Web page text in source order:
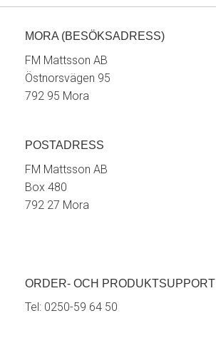
MORA (BESÖKSADRESS)
FM Mattsson AB
Östnorsvägen 95
792 95 Mora
POSTADRESS
FM Mattsson AB
Box 480
792 27 Mora
ORDER- OCH PRODUKTSUPPORT
Tel: 0250-59 64 50